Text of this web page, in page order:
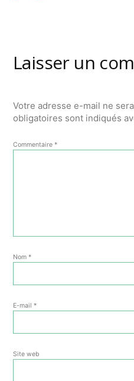
Laisser un
Votre adresse e-mail ne
obligatoires sont indiqués
Commentaire *
Nom *
E-mail *
Site web